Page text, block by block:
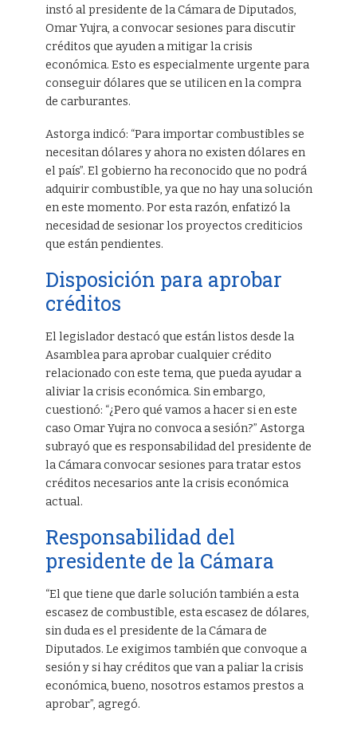
instó al presidente de la Cámara de Diputados,
Omar Yujra, a convocar sesiones para discutir
créditos que ayuden a mitigar la crisis
económica. Esto es especialmente urgente para
conseguir dólares que se utilicen en la compra
de carburantes.
Astorga indicó: “Para importar combustibles se
necesitan dólares y ahora no existen dólares en
el país”. El gobierno ha reconocido que no podrá
adquirir combustible, ya que no hay una solución
en este momento. Por esta razón, enfatizó la
necesidad de sesionar los proyectos crediticios
que están pendientes.
Disposición para aprobar
créditos
El legislador destacó que están listos desde la
Asamblea para aprobar cualquier crédito
relacionado con este tema, que pueda ayudar a
aliviar la crisis económica. Sin embargo,
cuestionó: “¿Pero qué vamos a hacer si en este
caso Omar Yujra no convoca a sesión?” Astorga
subrayó que es responsabilidad del presidente de
la Cámara convocar sesiones para tratar estos
créditos necesarios ante la crisis económica
actual.
Responsabilidad del
presidente de la Cámara
“El que tiene que darle solución también a esta
escasez de combustible, esta escasez de dólares,
sin duda es el presidente de la Cámara de
Diputados. Le exigimos también que convoque a
sesión y si hay créditos que van a paliar la crisis
económica, bueno, nosotros estamos prestos a
aprobar”, agregó.